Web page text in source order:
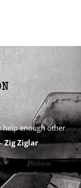
enough other
Zig Ziglar